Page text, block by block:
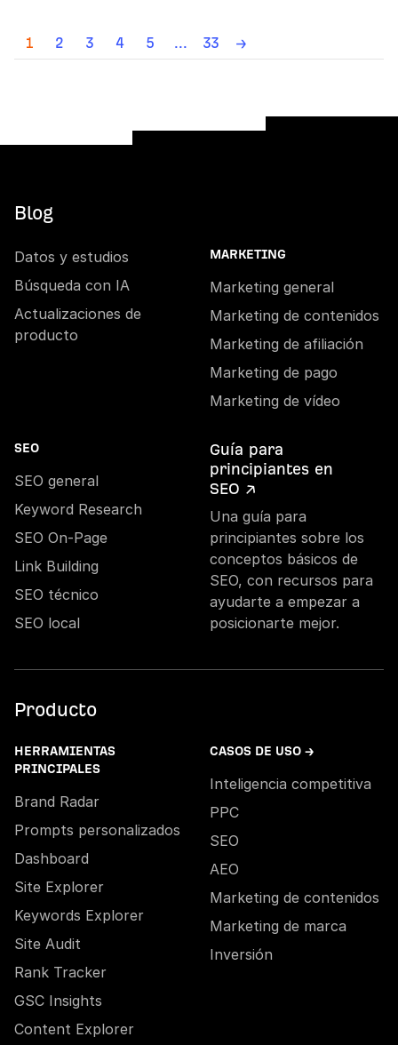
1 2 3 4 5 ... 33 →
Blog
Datos y estudios
Búsqueda con IA
Actualizaciones de
producto
MARKETING
Marketing general
Marketing de contenidos
Marketing de afiliación
Marketing de pago
Marketing de vídeo
SEO
SEO general
Keyword Research
SEO On-Page
Link Building
SEO técnico
SEO local
Guía para
principiantes en
SEO ↗
Una guía para
principiantes sobre los
conceptos básicos de
SEO, con recursos para
ayudarte a empezar a
posicionarte mejor.
Producto
HERRAMIENTAS
PRINCIPALES
Brand Radar
Prompts personalizados
Dashboard
Site Explorer
Keywords Explorer
Site Audit
Rank Tracker
GSC Insights
Content Explorer
CASOS DE USO →
Inteligencia competitiva
PPC
SEO
AEO
Marketing de contenidos
Marketing de marca
Inversión